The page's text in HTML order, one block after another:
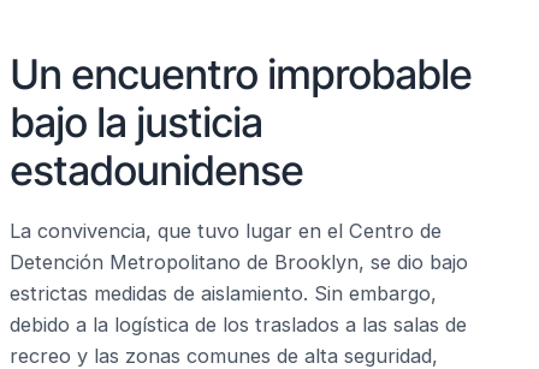
Un encuentro improbable
bajo la justicia
estadounidense
La convivencia, que tuvo lugar en el Centro de
Detención Metropolitano de Brooklyn, se dio bajo
estrictas medidas de aislamiento. Sin embargo,
debido a la logística de los traslados a las salas de
recreo y las zonas comunes de alta seguridad,